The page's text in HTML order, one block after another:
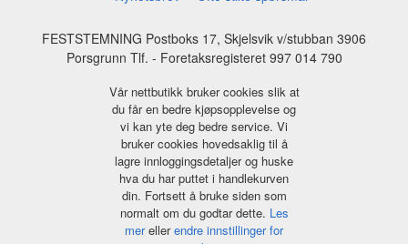
FESTSTEMNING Postboks 17, Skjelsvik v/stubban 3906
Porsgrunn Tlf. - Foretaksregisteret 997 014 790
Vår nettbutikk bruker cookies slik at
du får en bedre kjøpsopplevelse og
vi kan yte deg bedre service. Vi
bruker cookies hovedsaklig til å
lagre innloggingsdetaljer og huske
hva du har puttet i handlekurven
din. Fortsett å bruke siden som
normalt om du godtar dette. Les
merellerendre innstillinger for